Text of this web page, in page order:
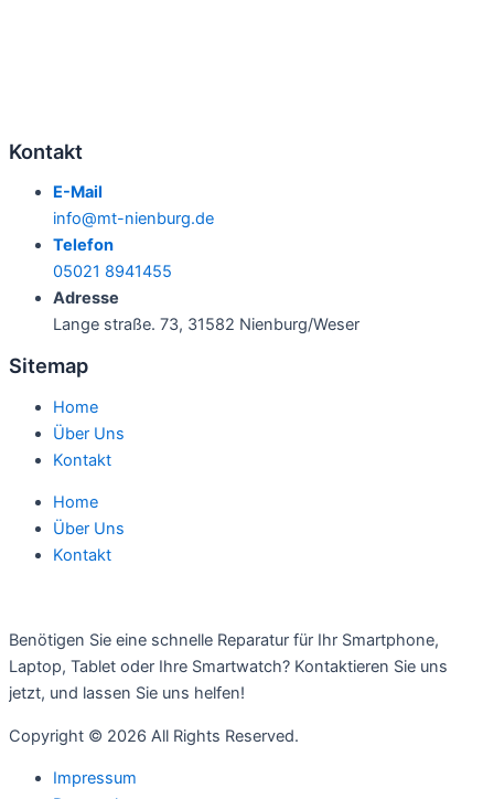
Kontakt
E-Mail
info@mt-nienburg.de
Telefon
05021 8941455
Adresse
Lange straße. 73, 31582 Nienburg/Weser
Sitemap
Home
Über Uns
Kontakt
Home
Über Uns
Kontakt
Benötigen Sie eine schnelle Reparatur für Ihr Smartphone,
Laptop, Tablet oder Ihre Smartwatch? Kontaktieren Sie uns
jetzt, und lassen Sie uns helfen!
Copyright © 2026 All Rights Reserved.
Impressum